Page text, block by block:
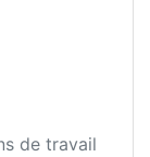
de travail